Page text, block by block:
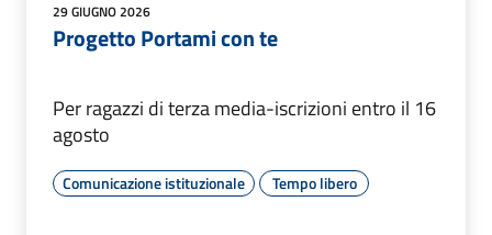
29 GIUGNO 2026
Progetto Portami con te
Per ragazzi di terza media-iscrizioni entro il 16
agosto
Comunicazione istituzionale Tempo libero